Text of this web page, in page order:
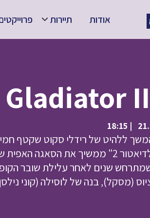
אודות תיירות
| 18:15
ללהיט של רידלי סקוט שקטף
לרבות הפרס לסרט הטוב ביותר. "גלדיאטור 2"
שנים לאחר עלילת שובר
(מסקל), בנה של לוסילה (קוני